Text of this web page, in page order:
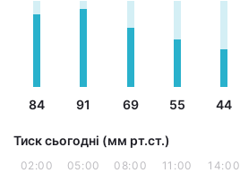
84 91 69 55 44
Тиск сьогодні (мм рт.ст.)
02:00 05:00 08:00 11:00 14:00